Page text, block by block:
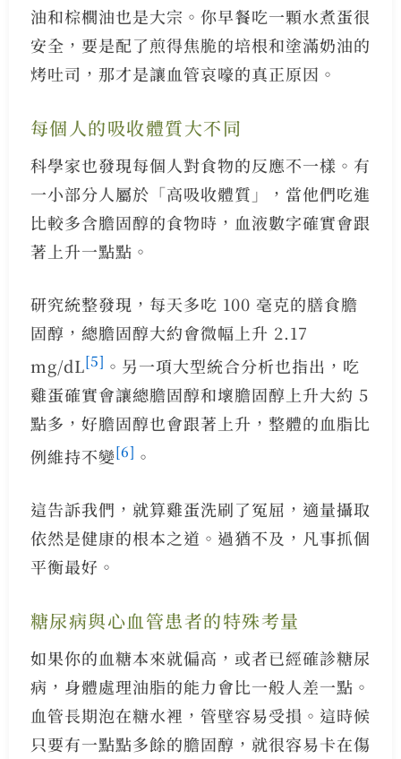
油和棕櫚油也是大宗。你早餐吃一顆水煮蛋很
安全，要是配了煎得焦脆的培根和塗滿奶油的
烤吐司，那才是讓血管哀嚎的真正原因。
每個人的吸收體質大不同
科學家也發現每個人對食物的反應不一樣。有
一小部分人屬於「高吸收體質」，當他們吃進
比較多含膽固醇的食物時，血液數字確實會跟
著上升一點點。
研究統整發現，每天多吃 100 毫克的膳食膽
固醇，總膽固醇大約會微幅上升 2.17
mg/dL[5] 。另一項大型統合分析也指出，吃
雞蛋確實會讓總膽固醇和壞膽固醇上升大約 5
點多，好膽固醇也會跟著上升，整體的血脂比
例維持不變[6] 。
這告訴我們，就算雞蛋洗刷了冤屈，適量攝取
依然是健康的根本之道。過猶不及，凡事抓個
平衡最好。
糖尿病與心血管患者的特殊考量
如果你的血糖本來就偏高，或者已經確診糖尿
病，身體處理油脂的能力會比一般人差一點。
血管長期泡在糖水裡，管壁容易受損。這時候
只要有一點點多餘的膽固醇，就很容易卡在傷